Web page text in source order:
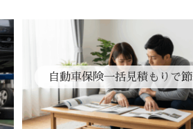
自動車保険一括見積もりで